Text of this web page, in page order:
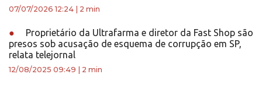
07/07/2026 12:24 2 min
●
Proprietário da Ultrafarma e diretor da Fast Shop são
presos sob acusação de esquema de corrupção em SP,
relata telejornal
12/08/2025 09:49 2 min